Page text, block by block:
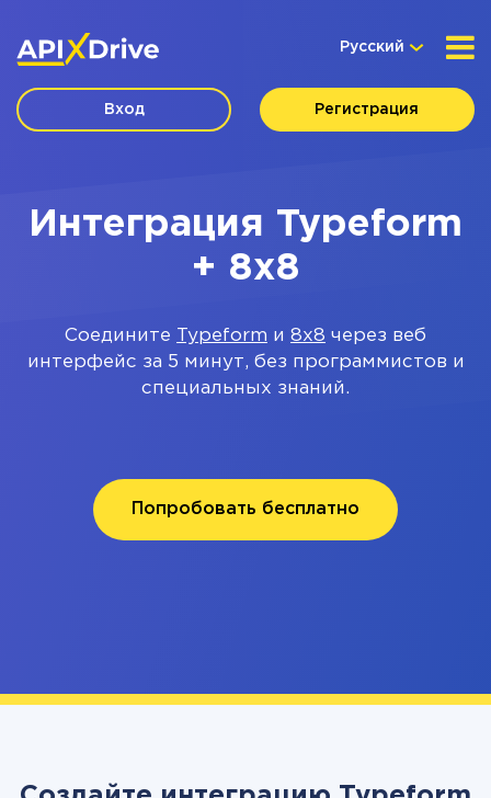
Русский
Вход Регистрация
Интеграция Typeform
+ 8x8
Соедините Typeform и 8x8 через веб
интерфейс за 5 минут, без программистов и
специальных знаний.
Попробовать бесплатно